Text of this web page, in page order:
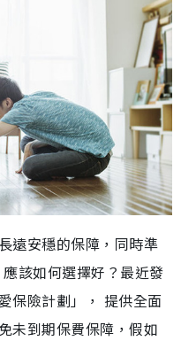
遠安穩的保障，同時準
該如何選擇好？最近發
保險計劃」， 提供全面
未到期保費保障，假如